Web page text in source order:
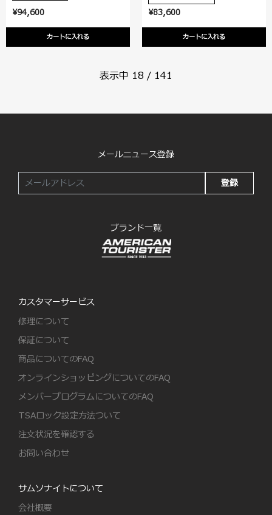
¥94,600
カートに入れる
¥83,600
カートに入れる
表示中 18 / 141
メールニュース登録
登録
ブランド一覧
カスタマーサービス
修理について
保証について
商品についてのFAQ
オンラインショッピングについてのFAQ
メンバープログラムについてのFAQ
TSAロック設定方法ついて
注文状況を確認する
お問い合わせ
サムソナイトについて
会社概要